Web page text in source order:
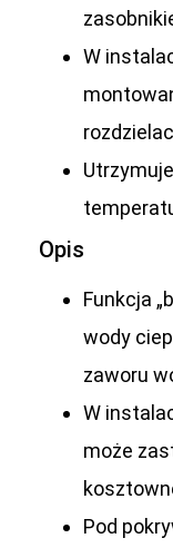
W
Opis
Funkcja
wody
zaworu
W
może
Pod